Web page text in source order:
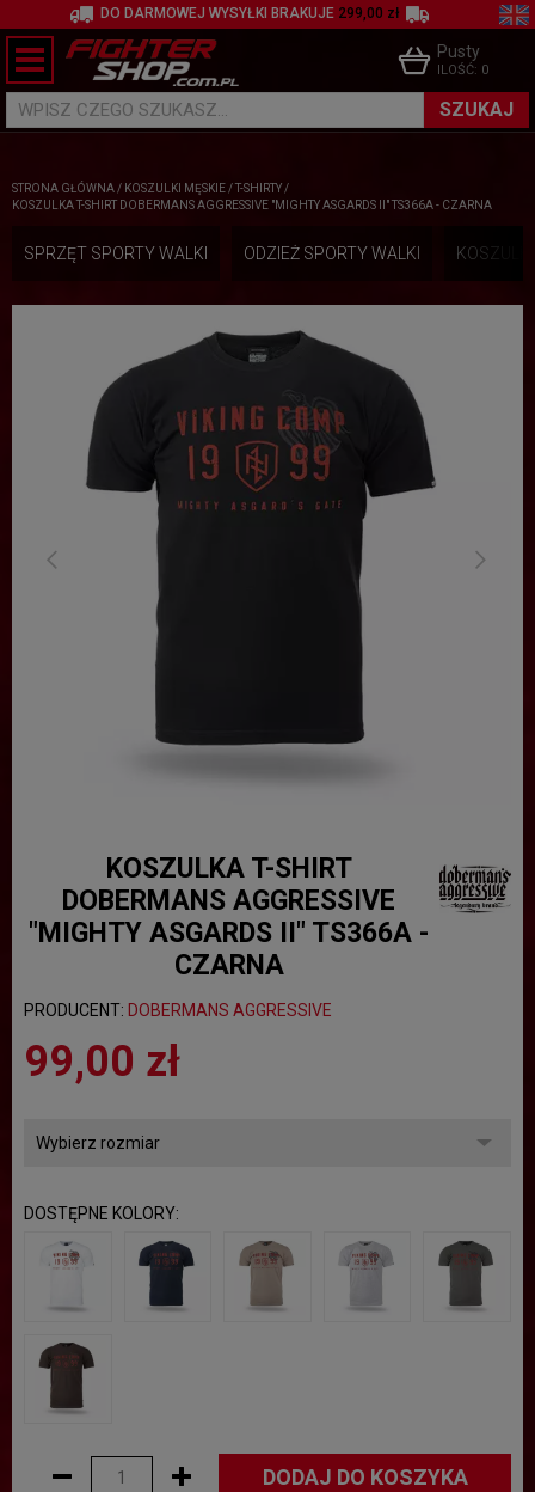
DO DARMOWEJ WYSYŁKI BRAKUJE 299,00 zł
WPISZ CZEGO SZUKASZ... SZUKAJ
Pusty
ILOŚĆ: 0
STRONA GŁÓWNA / KOSZULKI MĘSKIE /T-SHIRTY /
KOSZULKA T-SHIRT DOBERMANS AGGRESSIVE "MIGHTY ASGARDS II" TS366A - CZARNA
SPRZĘT SPORTY WALKI ODZIEŻ SPORTY WALKI
KOSZULKA T-SHIRT
DOBERMANS AGGRESSIVE
"MIGHTY ASGARDS II" TS366A -
CZARNA
PRODUCENT: DOBERMANS AGGRESSIVE
99,00 zł
DOSTĘPNE KOLORY:
DODAJ DO KOSZYKA